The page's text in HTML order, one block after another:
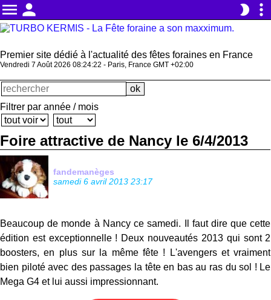
menu person brightness_2 more_vert
Premier site dédié à l'actualité des fêtes foraines en France
Vendredi 7 Août 2026 08:24:22 - Paris, France GMT +02:00
Filtrer par année / mois
Foire attractive de Nancy le 6/4/2013
fandemanèges
samedi 6 avril 2013 23:17
Beaucoup de monde à Nancy ce samedi. Il faut dire que cette
édition est exceptionnelle ! Deux nouveautés 2013 qui sont 2
boosters, en plus sur la même fête ! L'avengers et vraiment
bien piloté avec des passages la tête en bas au ras du sol ! Le
Mega G4 et lui aussi impressionnant.